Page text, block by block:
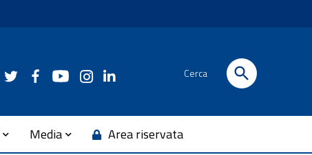
Cerca
Media Area riservata